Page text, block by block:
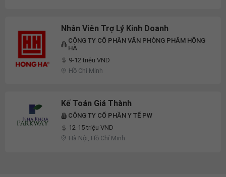
Nhân Viên Trợ Lý Kinh Doanh
CÔNG TY CỔ PHẦN VĂN PHÒNG PHẨM HỒNG
HÀ
9-12 triệu VND
Hồ Chí Minh
Kế Toán Giá Thành
CÔNG TY CỔ PHẦN Y TẾ PW
12-15 triệu VND
Hà Nội, Hồ Chí Minh